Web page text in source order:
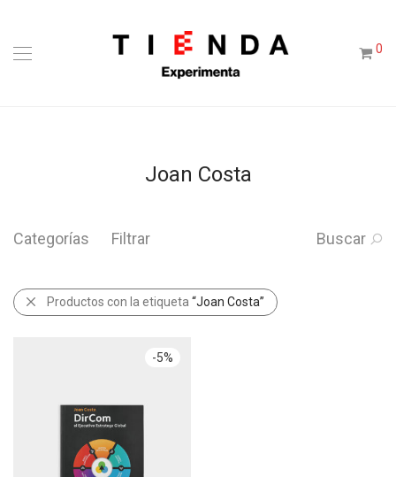
0
Joan Costa
Categorías Filtrar Buscar
Productos con la etiqueta “Joan Costa”
-5%